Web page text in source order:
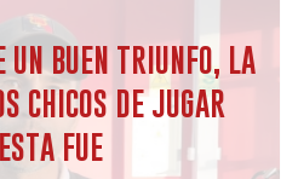
BUEN TRIUNFO, LA
CHICOS DE JUGAR
FUE